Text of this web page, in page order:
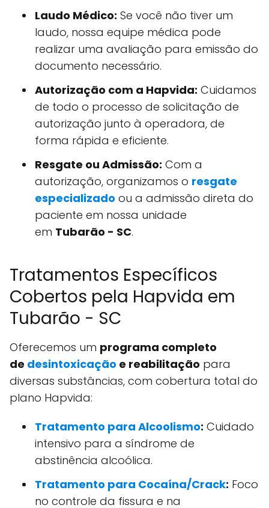
Laudo Médico: Se você não tiver um
laudo, nossa equipe médica pode
realizar uma avaliação para emissão do
documento necessário.
Autorização com a Hapvida: Cuidamos
de todo o processo de solicitação de
autorização junto à operadora, de
forma rápida e eficiente.
Resgate ou Admissão: Com a
autorização, organizamos o resgate
especializado ou a admissão direta do
paciente em nossa unidade
em Tubarão - SC.
Tratamentos Específicos
Cobertos pela Hapvida em
Tubarão - SC
Oferecemos um programa completo
de desintoxicação e reabilitação para
diversas substâncias, com cobertura total do
plano Hapvida:
Tratamento para Alcoolismo: Cuidado
intensivo para a síndrome de
abstinência alcoólica.
Tratamento para Cocaína/Crack: Foco
no controle da fissura e na